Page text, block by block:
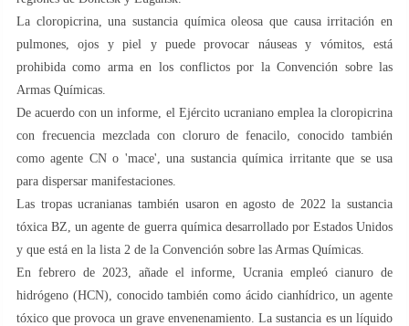
La cloropicrina, una sustancia química oleosa que causa irritación en
pulmones, ojos y piel y puede provocar náuseas y vómitos, está
prohibida como arma en los conflictos por la Convención sobre las
Armas Químicas.
De acuerdo con un informe, el Ejército ucraniano emplea la cloropicrina
con frecuencia mezclada con cloruro de fenacilo, conocido también
como agente CN o 'mace', una sustancia química irritante que se usa
para dispersar manifestaciones.
Las tropas ucranianas también usaron en agosto de 2022 la sustancia
tóxica BZ, un agente de guerra química desarrollado por Estados Unidos
y que está en la lista 2 de la Convención sobre las Armas Químicas.
En febrero de 2023, añade el informe, Ucrania empleó cianuro de
hidrógeno (HCN), conocido también como ácido cianhídrico, un agente
tóxico que provoca un grave envenenamiento. La sustancia es un líquido